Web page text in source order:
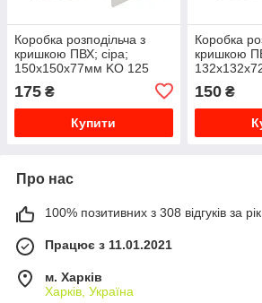
Коробка розподільча з
кришкою ПВХ; сіра;
150х150х77мм KO 125
175 ₴
Купити
Коробка
кришкою
150₴
Про нас
100% позитивних з 308 відгуків за рік
Працює з 11.01.2021
м. Харків
Харків, Україна